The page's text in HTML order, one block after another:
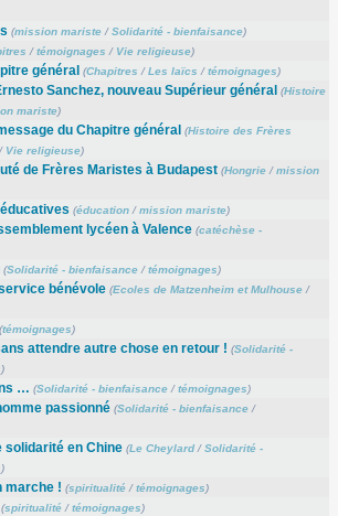
(mission mariste/Solidarité - bienfaisance)
/témoignages / Vie religieuse)
général (Chapitres /Les laïcs /témoignages)
Sanchez, nouveau Supérieur général (Histoire
mariste)
du Chapitre général (Histoire des Frères
Vie religieuse)
de Frères Maristes à Budapest (Hongrie/mission
(éducation/mission mariste)
lycéen à Valence (catéchèse -
(Solidarité - bienfaisance/témoignages)
bénévole (Ecoles de Matzenheim et Mulhouse/
(témoignages)
attendre autre chose en retour ! (Solidarité -
)
… (Solidarité - bienfaisance/témoignages)
passionné (Solidarité - bienfaisance/
solidarité en Chine (Le Cheylard/Solidarité -
)
marche ! (spiritualité/témoignages)
(spiritualité/témoignages)